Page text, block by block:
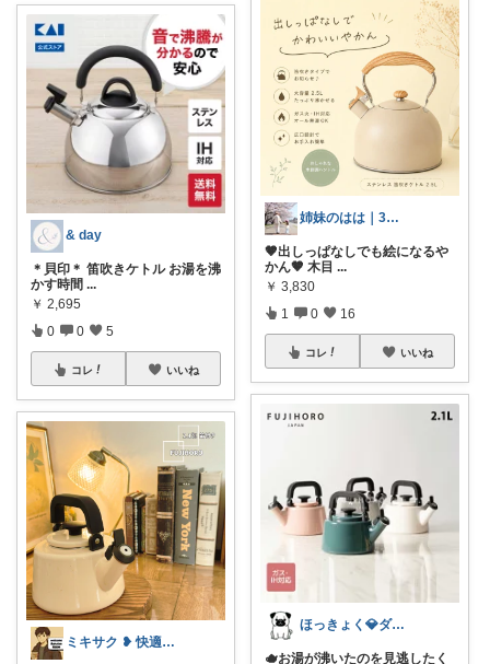
& day
＊貝印＊ 笛吹きケトル お湯を沸
かす時間 ...
￥ 2,695
0 0 5
コレ いいね
ミキサク ❥ 快適生活 ❥ 1歳児子育て
姉妹のはは｜3歳×1歳
🤎出しっぱなしでも絵になるや
かん🤎 木目 ...
￥ 3,830
1 0 16
コレ いいね
ほっきょく💎ダイヤモンド会員💎
🫖お湯が沸いたのを見逃したく